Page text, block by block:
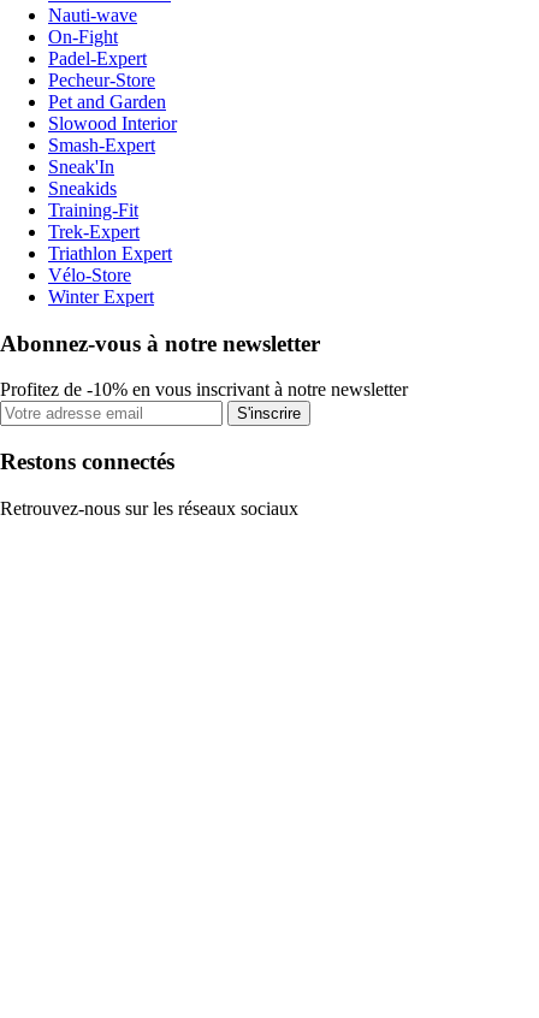
Nauti-wave
On-Fight
Padel-Expert
Pecheur-Store
Pet and Garden
Slowood Interior
Smash-Expert
Sneak'In
Sneakids
Training-Fit
Trek-Expert
Triathlon Expert
Vélo-Store
Winter Expert
Abonnez-vous à notre newsletter
Profitez de -10% en vous inscrivant à notre newsletter
S'inscrire
Restons connectés
Retrouvez-nous sur les réseaux sociaux